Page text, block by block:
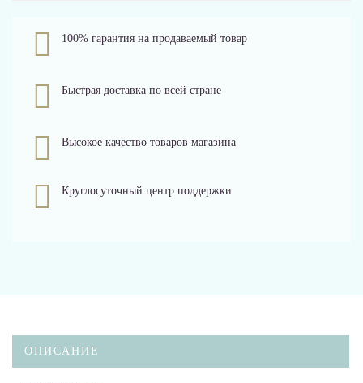
100% гарантия на продаваемый товар
Быстрая доставка по всей стране
Высокое качество товаров магазина
Круглосуточный центр поддержки
ОПИСАНИЕ